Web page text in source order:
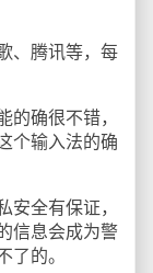
、腾讯等，每
确很不错，
个输入法的确
全有保证，
信息会成为警
了的。